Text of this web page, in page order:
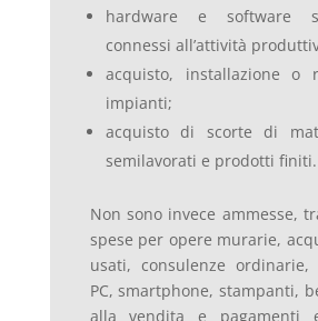
hardware e software
connessi all’attività
acquisto, installazione o
impianti;
acquisto di scorte di
semilavorati e prodotti finiti.
Non sono invece ammesse,
spese per opere murarie,
usati, consulenze
PC, smartphone, stampanti,
alla vendita e pagamenti